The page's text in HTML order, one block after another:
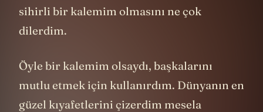
sihirli bir kalemim olmasını ne çok
dilerdim.
Öyle bir kalemim olsaydı, başkalarını
mutlu etmek için kullanırdım. Dünyanın en
güzel kıyafetlerini çizerdim mesela